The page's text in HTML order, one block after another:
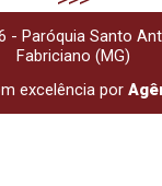
- Paróquia Santo
Fabriciano (MG)
excelência por